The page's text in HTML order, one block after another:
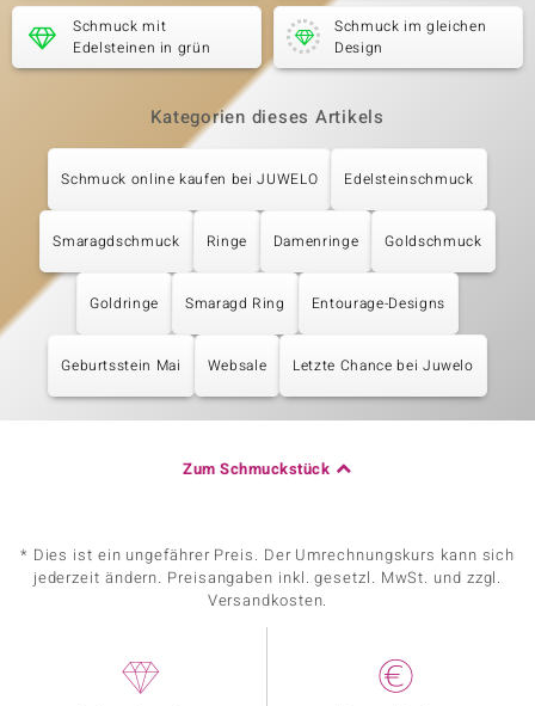
Schmuck mit
Edelsteinen in grün
Schmuck im gleichen
Design
Kategorien dieses Artikels
Schmuck online kaufen bei JUWELO Edelsteinschmuck
Smaragdschmuck Ringe Damenringe Goldschmuck
Goldringe Smaragd Ring Entourage-Designs
Geburtsstein Mai Websale Letzte Chance bei Juwelo
Zum Schmuckstück
* Dies ist ein ungefährer Preis. Der Umrechnungskurs kann sich
jederzeit ändern. Preisangaben inkl. gesetzl. MwSt. und zzgl.
Versandkosten.